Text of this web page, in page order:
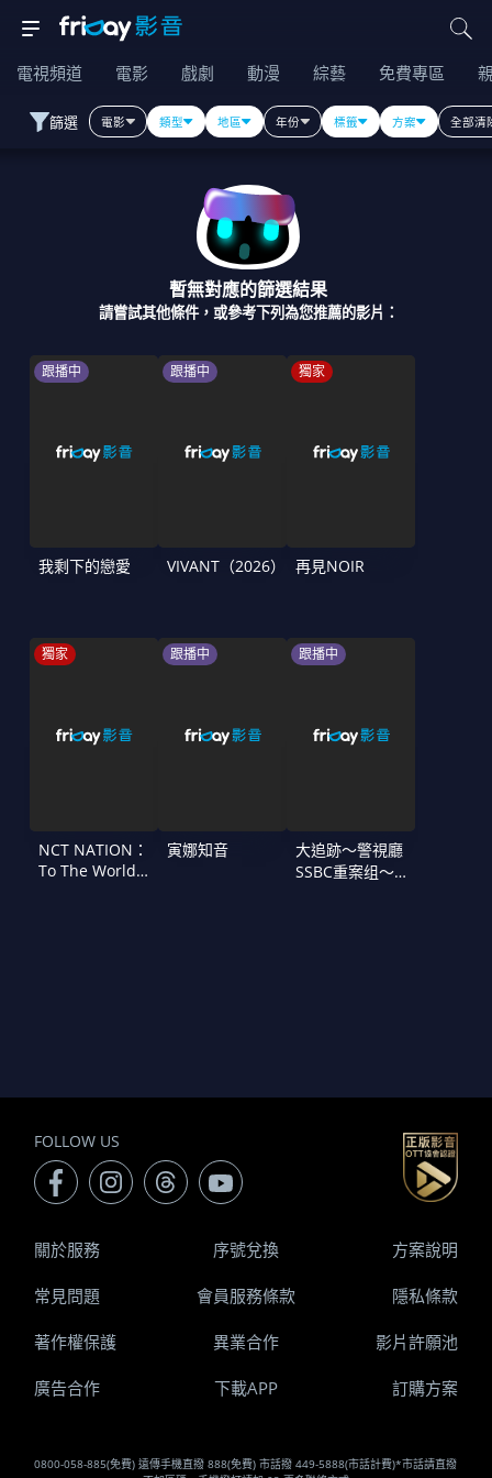
電視頻道 電影 戲劇 動漫 綜藝 免費專區
篩選 電影 類型 地區 年份 標籤 方案 全部清
暫無對應的篩選結果
請嘗試其他條件，或參考下列為您推薦的影片：
跟播中
我剩下的戀愛
跟播中
VIVANT（2026）
獨家
再見NOIR
獨家
NCT NATION：
To The World
跟播中
寅娜知音
跟播中
大追跡〜警視廳
SSBC重案组〜
FOLLOW US
0800-058-885(免費) 遠傳手機直撥 888(免費) 市話撥 449-5888(市話計費)*市話請直撥
關於服務 序號兌換 方案說明
常見問題 會員服務條款 隱私條款
著作權保護 異業合作 影片許願池
廣告合作 下載APP 訂購方案